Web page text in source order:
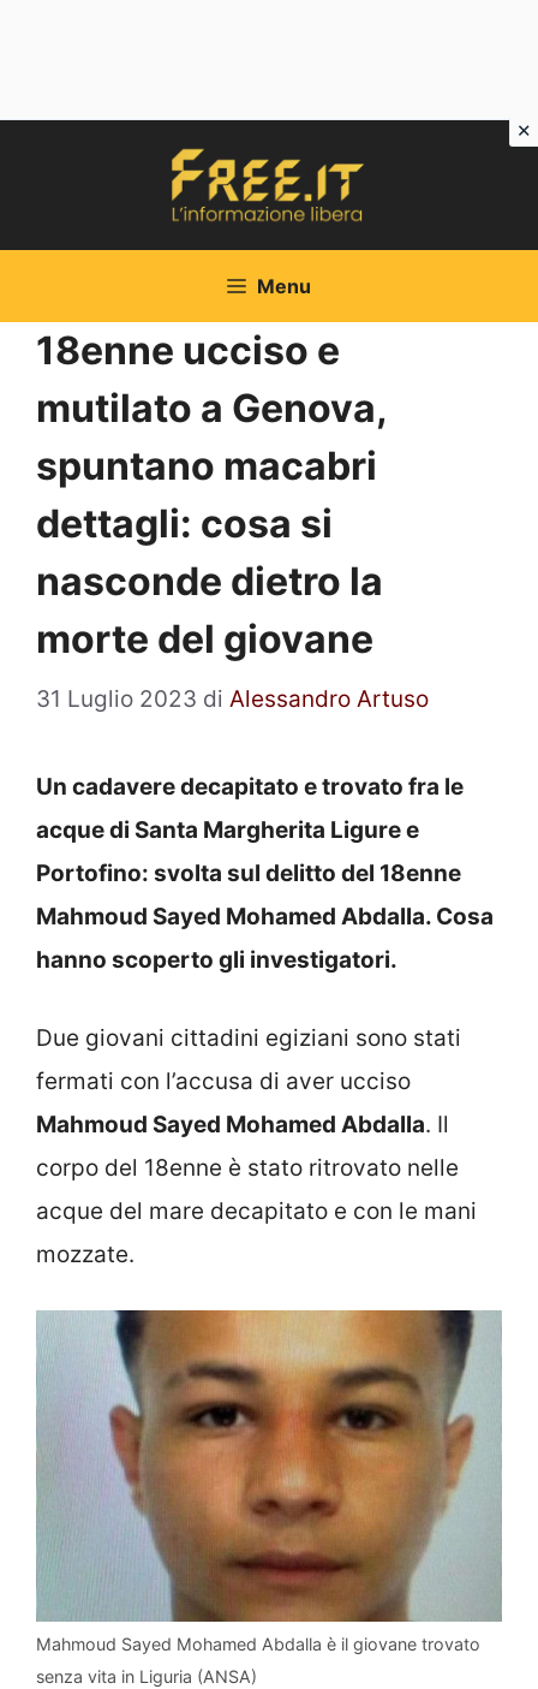
Menu
18enne ucciso e
mutilato a Genova,
spuntano macabri
dettagli: cosa si
nasconde dietro la
morte del giovane
31 Luglio 2023 di Alessandro Artuso
Un cadavere decapitato e trovato fra le
acque di Santa Margherita Ligure e
Portofino: svolta sul delitto del 18enne
Mahmoud Sayed Mohamed Abdalla. Cosa
hanno scoperto gli investigatori.
Due giovani cittadini egiziani sono stati
fermati con l’accusa di aver ucciso
Mahmoud Sayed Mohamed Abdalla. Il
corpo del 18enne è stato ritrovato nelle
acque del mare decapitato e con le mani
mozzate.
Mahmoud Sayed Mohamed Abdalla è il giovane trovato
senza vita in Liguria (ANSA)